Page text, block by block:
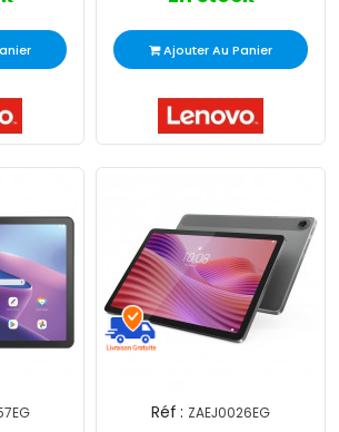
Ajouter Au Panier
Réf : ZAEJ0026EG